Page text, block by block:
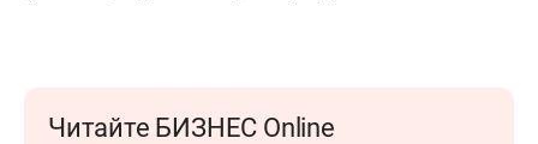
Читайте БИЗНЕС Online